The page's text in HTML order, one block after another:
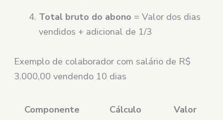
Total bruto do abono = Valor dos dias
vendidos + adicional de 1/3
Exemplo de colaborador com salário de R$
3.000,00 vendendo 10 dias
Componente Cálculo Valor